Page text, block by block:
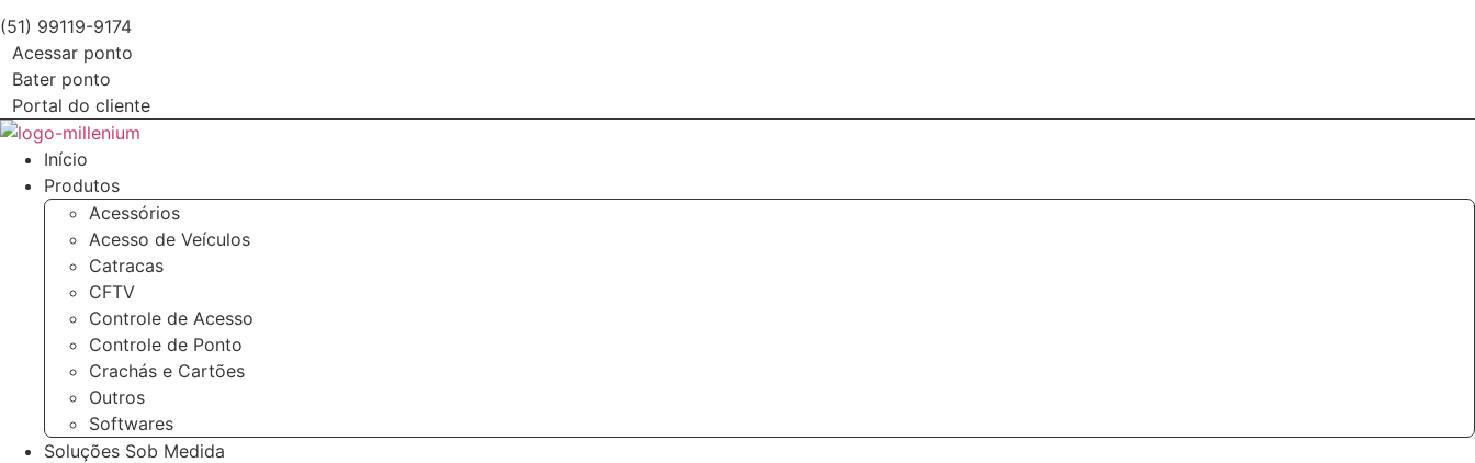
(51) 99119-9174
Acessar ponto
Bater ponto
Portal do cliente
Início
Produtos
Acessórios
Acesso de Veículos
Catracas
CFTV
Controle de Acesso
Controle de Ponto
Crachás e Cartões
Outros
Softwares
Soluções Sob Medida